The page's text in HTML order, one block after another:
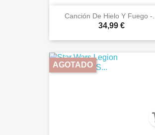
Canción De Hielo Y Fuego -...
34,99 €
AGOTADO